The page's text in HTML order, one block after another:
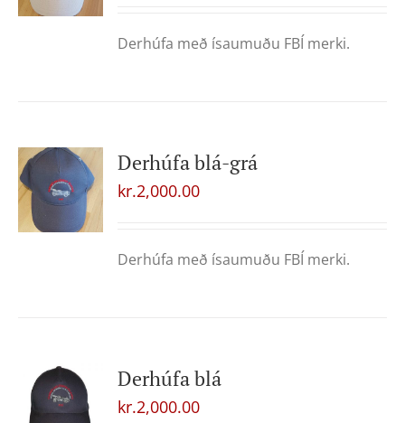
Derhúfa með ísaumuðu FBÍ merki.
Derhúfa blá-grá
kr.2,000.00
Derhúfa með ísaumuðu FBÍ merki.
Derhúfa blá
kr.2,000.00